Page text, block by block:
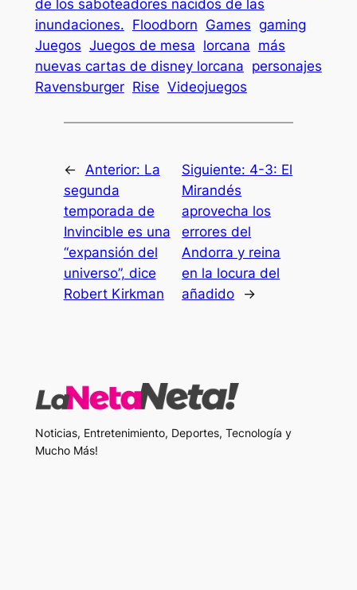
de los saboteadores nacidos de las
inundaciones. Floodborn Games gaming
Juegos Juegos de mesa lorcana más
nuevas cartas de disney lorcana personajes
Ravensburger Rise Videojuegos
← Anterior: La
segunda
temporada de
Invincible es una
“expansión del
universo”, dice
Robert Kirkman
Siguiente: 4-3: El
Mirandés
aprovecha los
errores del
Andorra y reina
en la locura del
añadido
→
Noticias, Entretenimiento, Deportes, Tecnología y
Mucho Más!